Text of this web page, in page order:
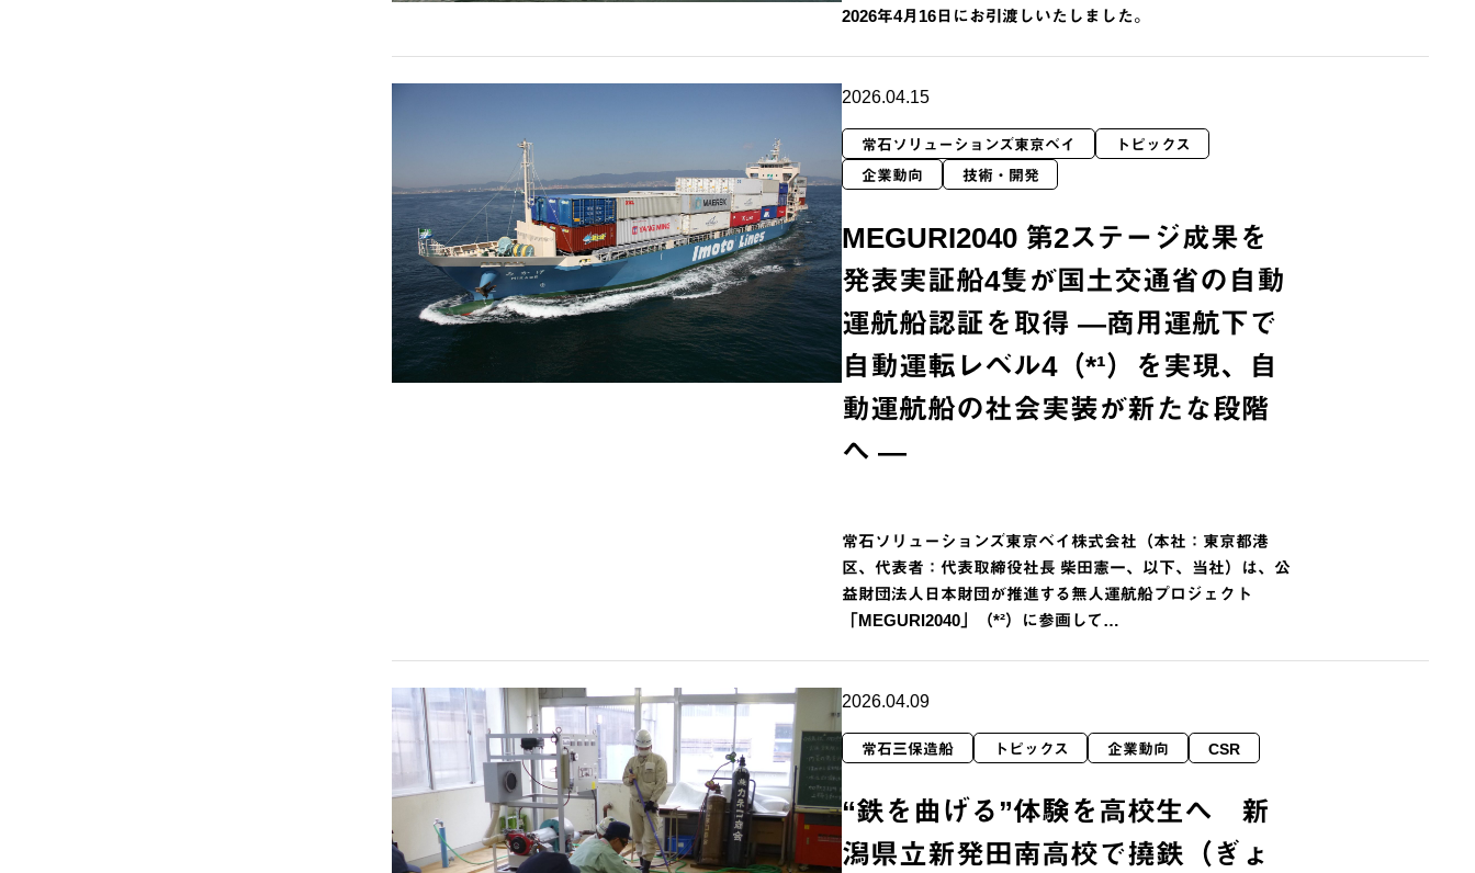
2026年4月16日にお引渡しいたしました。
2026.04.15
常石ソリューションズ東京ベイ
トピックス
企業動向
技術・開発
MEGURI2040 第2ステージ成果を
発表実証船4隻が国土交通省の自動
運航船認証を取得 —商用運航下で
自動運転レベル4（*¹）を実現、自
動運航船の社会実装が新たな段階
へ —
常石ソリューションズ東京ベイ株式会社（本社：東京都港
区、代表者：代表取締役社長 柴田憲一、以下、当社）は、公
益財団法人日本財団が推進する無人運航船プロジェクト
「MEGURI2040」（*²）に参画して…
2026.04.09
常石三保造船 トピックス 企業動向 CSR
“鉄を曲げる”体験を高校生へ 新
潟県立新発田南高校で撓鉄（ぎょ